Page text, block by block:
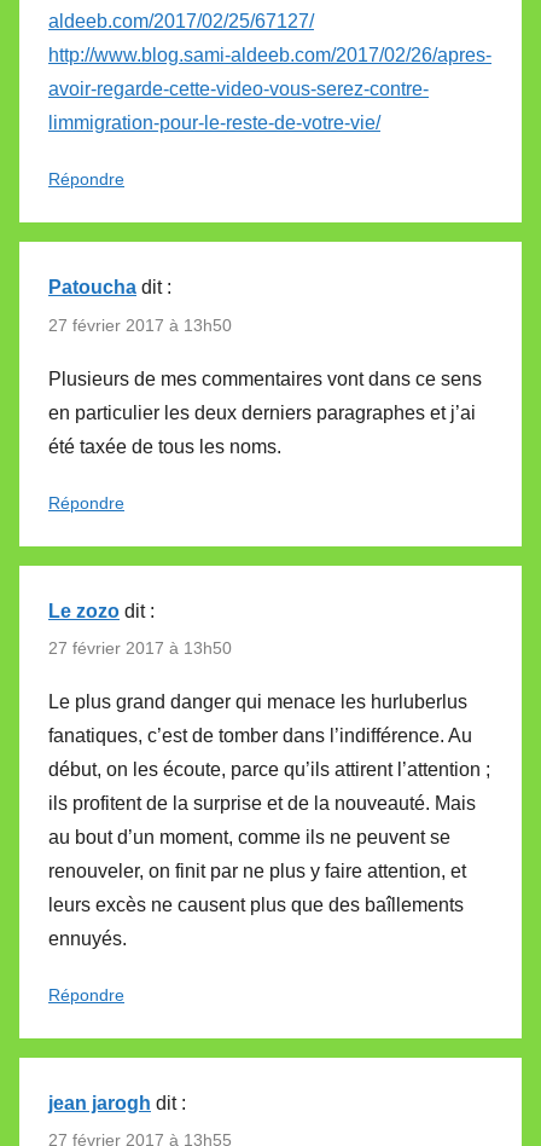
aldeeb.com/2017/02/25/67127/
http://www.blog.sami-aldeeb.com/2017/02/26/apres-
avoir-regarde-cette-video-vous-serez-contre-
limmigration-pour-le-reste-de-votre-vie/
Répondre
Patoucha dit :
27 février 2017 à 13h50
Plusieurs de mes commentaires vont dans ce sens
en particulier les deux derniers paragraphes et j’ai
été taxée de tous les noms.
Répondre
Le zozo dit :
27 février 2017 à 13h50
Le plus grand danger qui menace les hurluberlus
fanatiques, c’est de tomber dans l’indifférence. Au
début, on les écoute, parce qu’ils attirent l’attention ;
ils profitent de la surprise et de la nouveauté. Mais
au bout d’un moment, comme ils ne peuvent se
renouveler, on finit par ne plus y faire attention, et
leurs excès ne causent plus que des baîllements
ennuyés.
Répondre
jean jarogh dit :
27 février 2017 à 13h55